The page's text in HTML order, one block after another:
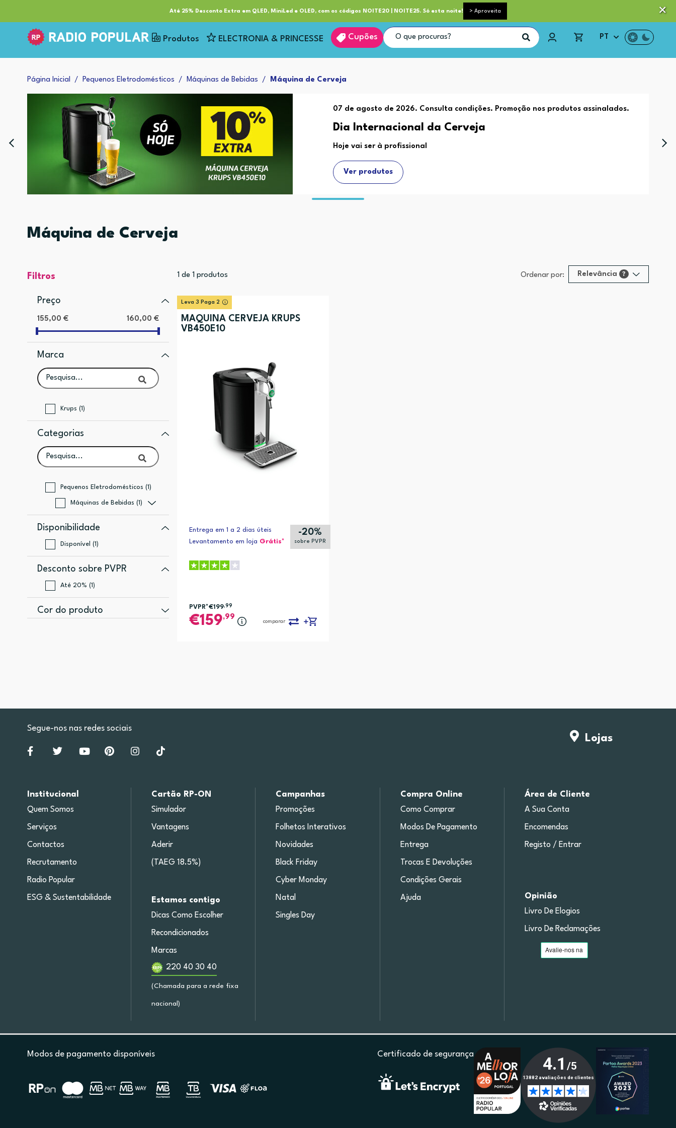
Até 25% Desconto Extra em QLED, MiniLed e OLED, com os códigos NOITE20 | NOITE25. Só esta noite! > Aproveita
Serviços Clube RP+ Entrega pequeno porte grátis acima de 35€*
Produtos ELECTRONIA & PRINCESSE Cupões PT
Página Inicial Pequenos Eletrodomésticos Máquinas de Bebidas Máquina de Cerveja
07 de agosto de 2026. Consulta condições. Promoção nos produtos assinalados.
Dia Internacional da Cerveja
Hoje vai ser à profissional
Ver produtos
Máquina de Cerveja
Filtros
Preço
155,00 € 160,00 €
Marca
Krups (1)
Categorias
Pequenos Eletrodomésticos (1)
Máquinas de Bebidas (1)
Disponibilidade
Disponível (1)
Desconto sobre PVPR
Até 20% (1)
Cor do produto
1 de 1 produtos Ordenar por: Relevância ?
Leva 3 Paga 2
MÁQUINA CERVEJA KRUPS
VB450E10
Entrega em 1 a 2 dias úteis
Levantamento em loja Grátis*
-20%
sobre PVPR
PVPR*€199,99
159,99
comparar
Lojas
Segue-nos nas redes sociais
Institucional
Quem Somos
Serviços
Contactos
Recrutamento
Radio Popular
ESG & Sustentabilidade
Cartão RP-ON
Simulador
Vantagens
Aderir
(TAEG 18.5%)
Estamos contigo
Dicas Como Escolher
Recondicionados
Marcas
220 40 30 40
(Chamada para a rede fixa
nacional)
Campanhas
Promoções
Folhetos Interativos
Novidades
Black Friday
Cyber Monday
Natal
Singles Day
Compra Online
Como Comprar
Modos De Pagamento
Entrega
Trocas E Devoluções
Condições Gerais
Ajuda
Área de Cliente
A Sua Conta
Encomendas
Registo / Entrar
Opinião
Livro De Elogios
Livro De Reclamações
Modos de pagamento disponíveis Certificado de segurança